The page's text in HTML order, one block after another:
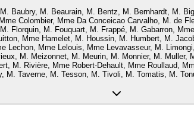
Baubry, M. Beaurain, M. Bentz, M. Bernhardt, M.
Colombier, Mme Da Conceicao Carvalho, M. de
Florquin, M. Fouquart, M. Frappé, M. Gabarron,
Mme Hamelet, M. Houssin, M. Humbert, M.
Lechon, Mme Lelouis, Mme Levavasseur, M.
M. Meizonnet, M. Meurin, M. Monnier, M.
M. Rivière, Mme Robert-Dehault, Mme Roullaud,
M. Taverne, M. Tesson, M. Tivoli, M. Tomatis, M.